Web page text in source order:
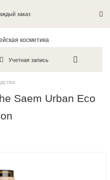
заказ
Учетная запись
Saem Urban Eco